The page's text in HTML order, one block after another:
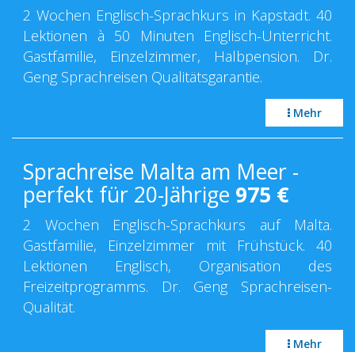
2 Wochen Englisch-Sprachkurs in Kapstadt. 40
Lektionen à 50 Minuten Englisch-Unterricht.
Gastfamilie, Einzelzimmer, Halbpension. Dr.
Geng Sprachreisen Qualitätsgarantie.
Mehr
Sprachreise Malta am Meer -
perfekt für 20-Jährige 975 €
2 Wochen Englisch-Sprachkurs auf Malta.
Gastfamilie, Einzelzimmer mit Frühstück. 40
Lektionen Englisch, Organisation des
Freizeitprogramms. Dr. Geng Sprachreisen-
Qualität.
Mehr